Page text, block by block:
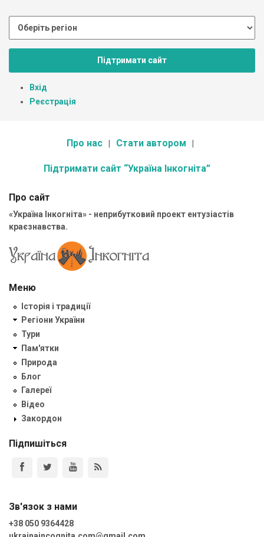
Підтримати сайт
Вхід
Реєстрація
Про нас Стати автором
Підтримати сайт “Україна Інкогніта”
Про сайт
«Україна Інкогніта» - неприбутковий проект ентузіастів
краєзнавства.
Меню
Історія і традиції
Регіони України
Тури
Пам'ятки
Природа
Блог
Галереї
Відео
Закордон
Підпишіться
Зв'язок з нами
+38 050 9364428